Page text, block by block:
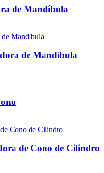
de Mandíbula
de Mandíbula
de Cono de Cilindro